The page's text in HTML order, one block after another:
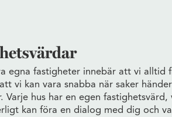
egna fastigheter innebär att vi alltid
vi kan vara snabba när saker
Varje hus har en egen fastighetsvärd,
kan föra en dialog med dig och